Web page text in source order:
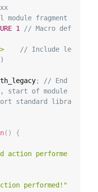
fragment
1
// Macro def
// Include le
;
// End
start of module
standard libra
( )
{
action performe
performed!"